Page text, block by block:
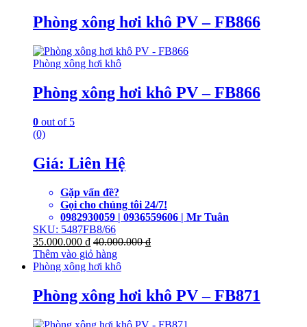
Phòng xông hơi khô PV – FB866
Phòng xông hơi khô
Phòng xông hơi khô PV – FB866
0 out of 5
(0)
Giá: Liên Hệ
Gặp vấn đề?
Gọi cho chúng tôi 24/7!
0982930059 | 0936559606 | Mr Tuân
SKU: 5487FB8/66
35.000.000 ₫ 40.000.000₫
Thêm vào giỏ hàng
Phòng xông hơi khô
Phòng xông hơi khô PV – FB871